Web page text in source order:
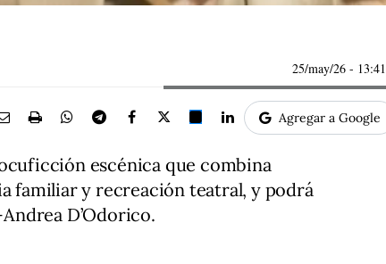
25/may/26 - 13:41
Agregar a Google
escénica que combina
familiar y recreación teatral, y podrá
D’Odorico.